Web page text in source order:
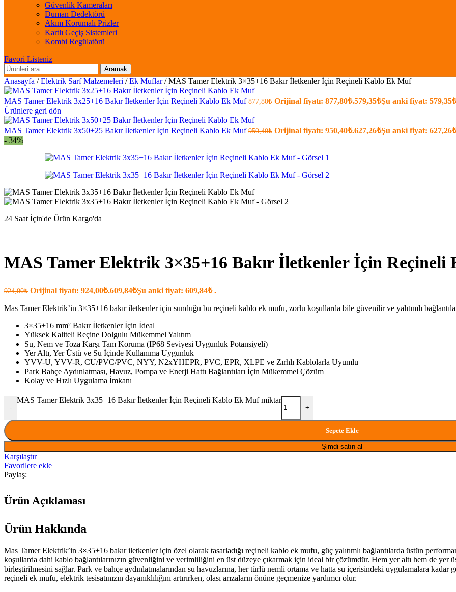
Güvenlik Kameraları
Duman Dedektörü
Akım Korumalı Prizler
Kartlı Geçiş Sistemleri
Kombi Regülatörü
Favori Listeniz
Aramak
Anasayfa / Elektrik Sarf Malzemeleri / Ek Muflar/ MAS Tamer Elektrik 3×35+16 Bakır İletkenler İçin Reçineli Kablo Ek Muf
MAS Tamer Elektrik 3x25+16 Bakır İletkenler İçin Reçineli Kablo Ek Muf877,80₺ Orijinal fiyatı: 877,80₺.579,35₺Şu anki fiyat:
Ürünlere geri dön
MAS Tamer Elektrik 3x50+25 Bakır İletkenler İçin Reçineli Kablo Ek Muf950,40₺ Orijinal fiyatı: 950,40₺.627,26₺Şu anki fiyat:
- 34%
24 Saat İçin'de Ürün Kargo'da
MAS Tamer Elektrik 3×35+16 Bakır İletkenler İçin
924,00₺ Orijinal fiyatı: 924,00₺.609,84₺Şu anki fiyat: 609,84₺ .
Mas Tamer Elektrik’in 3×35+16 bakır iletkenler için sunduğu bu reçineli kablo ek mufu, zorlu koşullarda bile güvenilir ve yalıtımlı
3×35+16 mm² Bakır İletkenler İçin İdeal
Yüksek Kaliteli Reçine Dolgulu Mükemmel Yalıtım
Su, Nem ve Toza Karşı Tam Koruma (IP68 Seviyesi Uygunluk Potansiyeli)
Yer Altı, Yer Üstü ve Su İçinde Kullanıma Uygunluk
YVV-U, YVV-R, CU/PVC/PVC, NYY, N2xYHEPR, PVC, EPR, XLPE ve Zırhlı Kablolarla Uyumlu
Park Bahçe Aydınlatması, Havuz, Pompa ve Enerji Hattı Bağlantıları İçin Mükemmel Çözüm
Kolay ve Hızlı Uygulama İmkanı
-
MAS Tamer Elektrik 3x35+16 Bakır İletkenler İçin Reçineli Kablo Ek Muf miktar
+
Sepete Ekle
Şimdi satın al
Karşılaştır
Favorilere ekle
Paylaş:
Ürün Açıklaması
Ürün Hakkında
Mas Tamer Elektrik’in 3×35+16 bakır iletkenler için özel olarak tasarladığı reçineli kablo ek mufu, güç yalıtımlı bağlantılarda üstün
koşullarda dahi kablo bağlantılarınızın güvenliğini ve verimliliğini en üst düzeye çıkarmak için ideal bir çözümdür. Hem yer altı hem de yer
birleştirilmesini sağlar. Park ve bahçe aydınlatmalarından su havuzlarına, her türlü nemli ortama ve hatta su içerisindeki uygulamalara kadar
reçineli ek mufu, elektrik tesisatınızın dayanıklılığını artırırken, olası arızaların önüne geçmenize yardımcı olur.